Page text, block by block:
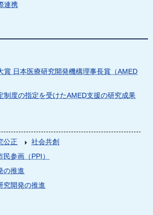
連携
賞 日本医療研究開発機構理事長賞（AMED
制度の指定を受けたAMED支援の研究成果
公正
社会共創
参画（PPI）
の推進
究開発の推進